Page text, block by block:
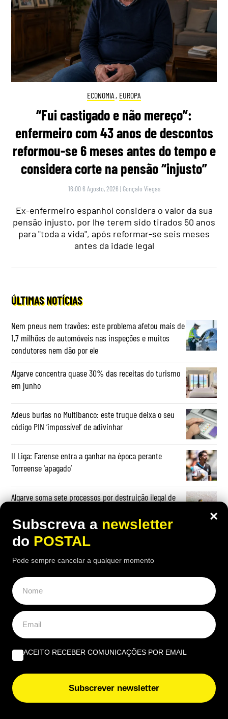
ECONOMIA , EUROPA
“Fui castigado e não mereço”:
enfermeiro com 43 anos de descontos
reformou-se 6 meses antes do tempo e
considera corte na pensão “injusto”
16:00 6 Agosto, 2026 | Gonçalo Viegas
Ex-enfermeiro espanhol considera o valor da sua
pensão injusto, por lhe terem sido tirados 50 anos
para "toda a vida", após reformar-se seis meses
antes da idade legal
ÚLTIMAS NOTÍCIAS
Nem pneus nem travões: este problema afetou mais de
1,7 milhões de automóveis nas inspeções e muitos
condutores nem dão por ele
Algarve concentra quase 30% das receitas do turismo
em junho
Adeus burlas no Multibanco: este truque deixa o seu
código PIN ‘impossível’ de adivinhar
II Liga: Farense entra a ganhar na época perante
Torreense ‘apagado’
Algarve soma sete processos por destruição ilegal de
OPINIÃO
A marca Sporting em todo o mundo está a crescer atrás
de Ronaldo | Por Paulo Freitas do Amaral
Do amor ao ódio vai apenas um passo | Por Henrique
Dias Freire
Albufeira, trânsito, ruído e equilíbrio | Por António
Nóbrega
×
Subscreva a newsletter
do POSTAL
Pode sempre cancelar a qualquer momento
ACEITO RECEBER COMUNICAÇÕES POR EMAIL
Subscrever newsletter